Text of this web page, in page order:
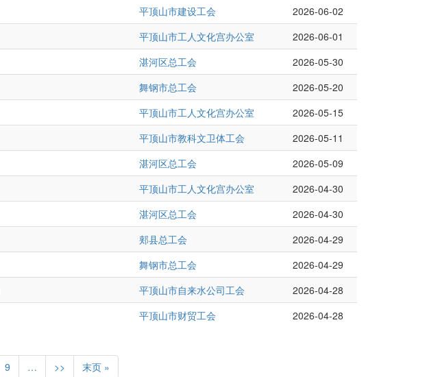
平顶山市建设工会
2026-06-02
平顶山市工人文化宫办公室
2026-06-01
湛河区总工会
2026-05-30
舞钢市总工会
2026-05-20
平顶山市工人文化宫办公室
2026-05-15
平顶山市教科文卫体工会
2026-05-11
湛河区总工会
2026-05-09
平顶山市工人文化宫办公室
2026-04-30
湛河区总工会
2026-04-30
郏县总工会
2026-04-29
舞钢市总工会
2026-04-29
平顶山市自来水公司工会
2026-04-28
平顶山市财贸工会 2026-04-28
Page
9 …
下
>>
末
末页 »